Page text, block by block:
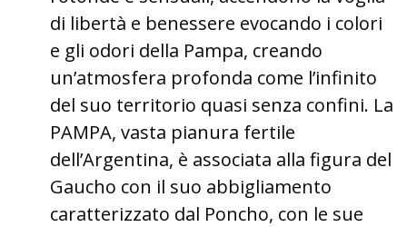
di libertà e benessere evocando i colori
e gli odori della Pampa, creando
un’atmosfera profonda come l’infinito
del suo territorio quasi senza confini. La
PAMPA, vasta pianura fertile
dell’Argentina, è associata alla figura del
Gaucho con il suo abbigliamento
caratterizzato dal Poncho, con le sue